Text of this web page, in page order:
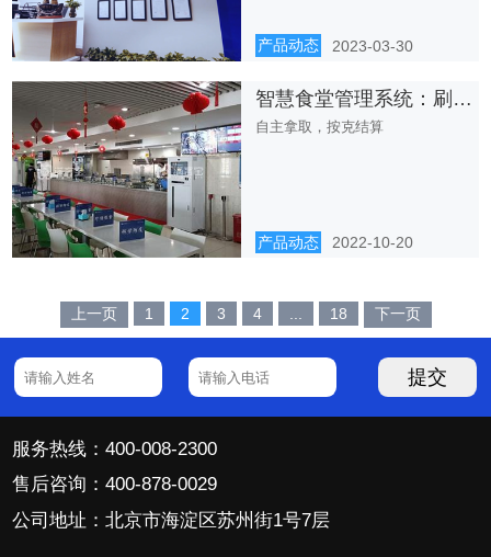
产品动态 2023-03-30
智慧食堂管理系统：刷脸称重自选食堂，安静高效
自主拿取，按克结算
产品动态 2022-10-20
上一页 1 2 3 4 ... 18 下一页
提交
服务热线：400-008-2300
售后咨询：400-878-0029
公司地址：北京市海淀区苏州街1号7层